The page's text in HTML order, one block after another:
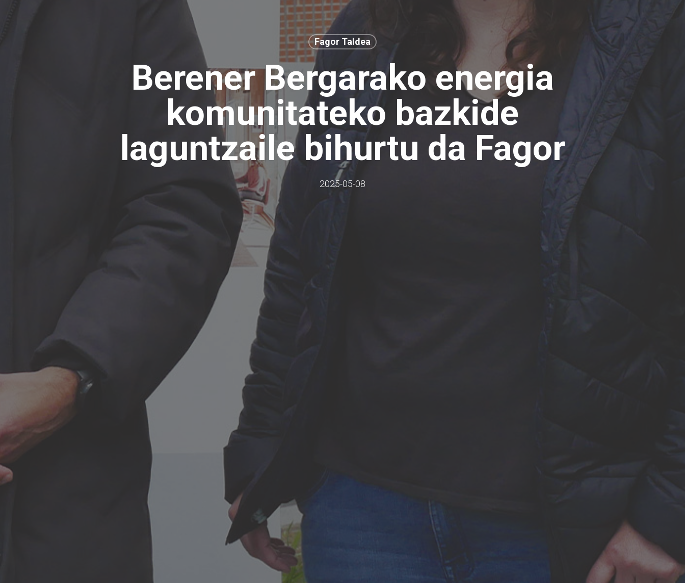
Fagor Taldea
Berener Bergarako energia
komunitateko bazkide
laguntzaile bihurtu da Fagor
2025-05-08